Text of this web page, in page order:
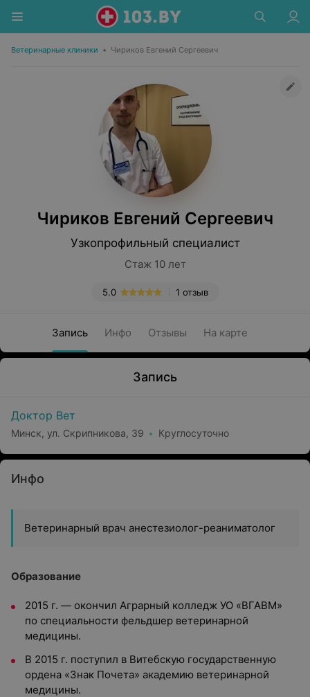
Ветеринарные клиники • Чириков Евгений Сергеевич
Чириков Евгений Сергеевич
Узкопрофильный специалист
Стаж 10 лет
1 отзыв
5.0
Запись Инфо Отзывы На карте
Запись
Доктор Вет
Минск, ул. Скрипникова, 39 Круглосуточно
Инфо
Ветеринарный врач анестезиолог-реаниматолог
Образование
2015 г. — окончил Аграрный колледж УО «ВГАВМ»
по специальности фельдшер ветеринарной
медицины.
В 2015 г. поступил в Витебскую государственную
ордена «Знак Почета» академию ветеринарной
медицины.